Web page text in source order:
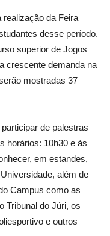
realização da Feira
desse período.
superior de Jogos
crescente demanda na
mostradas 37
de palestras
horários: 10h30 e às
em estandes,
além de
Campus como as
Tribunal do Júri, os
e outros